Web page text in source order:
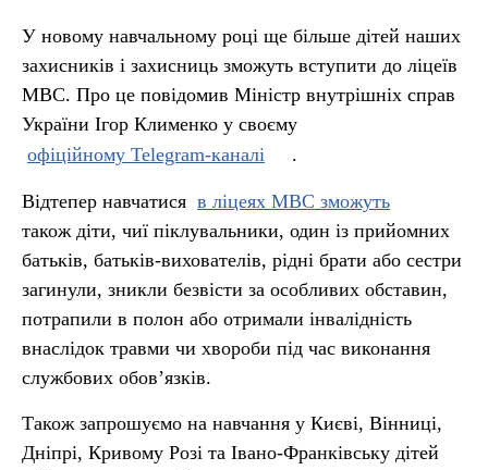
У новому навчальному році ще більше дітей наших
захисників і захисниць зможуть вступити до ліцеїв
МВС. Про це повідомив Міністр внутрішніх справ
України Ігор Клименко у своєму
офіційному Telegram-каналі
.
Відтепер навчатися в ліцеях МВС зможуть
також діти, чиї піклувальники, один із прийомних
батьків, батьків-вихователів, рідні брати або сестри
загинули, зникли безвісти за особливих обставин,
потрапили в полон або отримали інвалідність
внаслідок травми чи хвороби під час виконання
службових обов’язків.
Також запрошуємо на навчання у Києві, Вінниці,
Дніпрі, Кривому Розі та Івано-Франківську дітей